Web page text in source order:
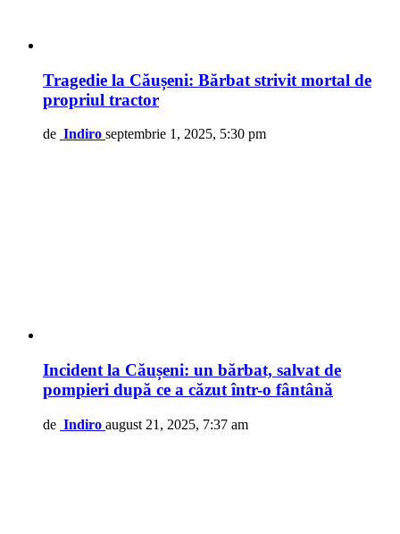
Tragedie la Căușeni: Bărbat strivit mortal de
propriul tractor
de Indiro septembrie 1, 2025, 5:30 pm
Incident la Căușeni: un bărbat, salvat de
pompieri după ce a căzut într-o fântână
de Indiro august 21, 2025, 7:37 am